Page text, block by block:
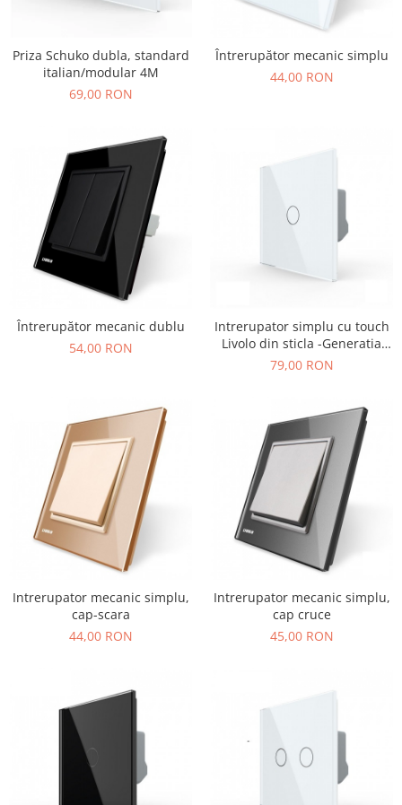
KIA
MERCEDES
OPEL / VAUXHALL
PEUGEOT
PORCHE
RENAULT
SEAT
SKODA
Priza Schuko dubla, standard
italian/modular 4M
69,00 RON
Întrerupător mecanic simplu
44,00 RON
Întrerupător mecanic dublu
54,00 RON
Intrerupator simplu cu touch
Livolo din sticla -Generatia
Noua
79,00 RON
Intrerupator mecanic simplu,
cap-scara
44,00 RON
Intrerupator mecanic simplu,
cap cruce
45,00 RON